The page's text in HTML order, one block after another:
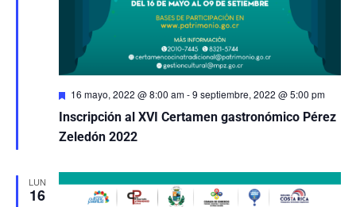
Inscripción al XVI Certamen gastronómico Pérez
Zeledón 2022
Destacado
16 mayo, 2022 @ 8:00 am-9 septiembre, 2022 @ 5:00 pm
LUN
16